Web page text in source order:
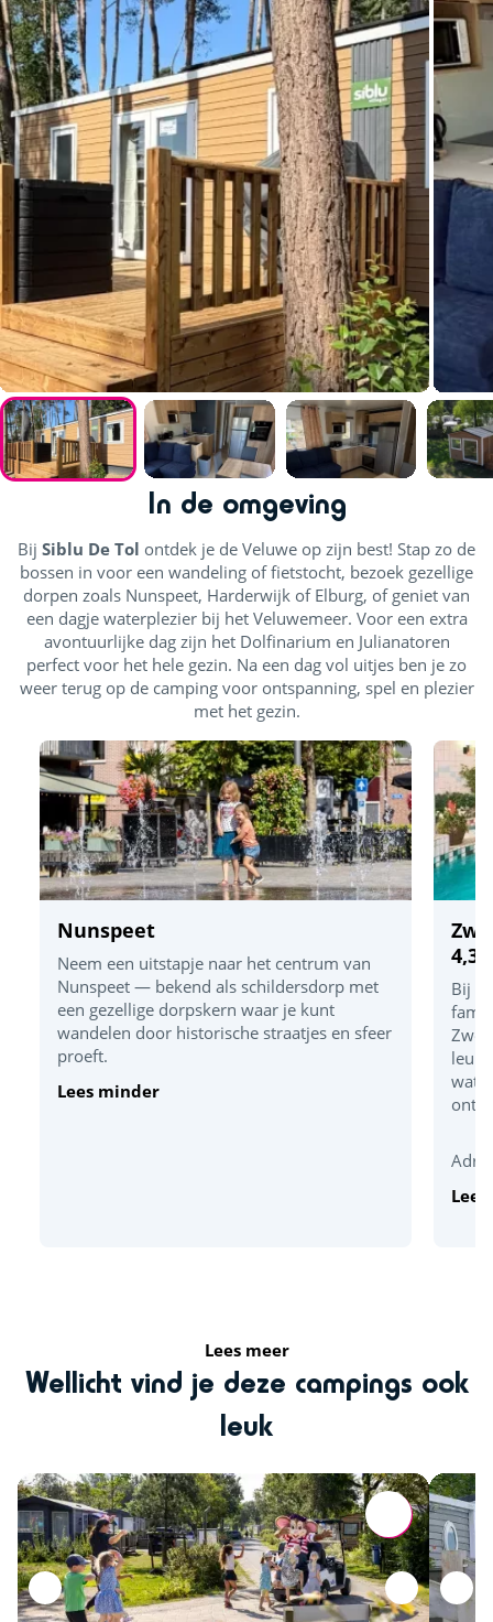
In de omgeving
Bij Siblu De Tol ontdek je de Veluwe op zijn best! Stap zo de
bossen in voor een wandeling of fietstocht, bezoek gezellige
dorpen zoals Nunspeet, Harderwijk of Elburg, of geniet van
een dagje waterplezier bij het Veluwemeer. Voor een extra
avontuurlijke dag zijn het Dolfinarium en Julianatoren
perfect voor het hele gezin. Na een dag vol uitjes ben je zo
weer terug op de camping voor ontspanning, spel en plezier
met het gezin.
Nunspeet
Neem een uitstapje naar het centrum van
Nunspeet — bekend als schildersdorp met
een gezellige dorpskern waar je kunt
wandelen door historische straatjes en sfeer
proeft.
Lees minder
4,3
Bij
leuk!
Lees meer
Wellicht vind je deze campings ook
leuk